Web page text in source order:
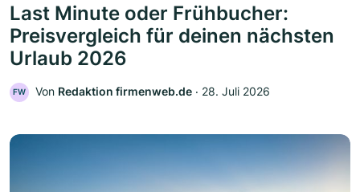
Last Minute oder Frühbucher:
Preisvergleich für deinen nächsten
Urlaub 2026
FW Von Redaktion firmenweb.de ‧ 28. Juli 2026